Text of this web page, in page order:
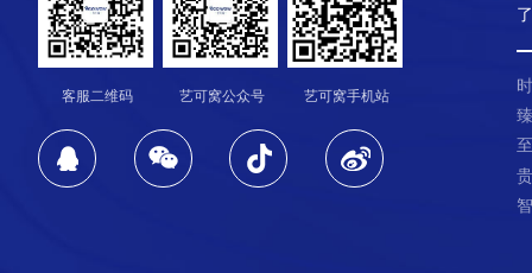
客服二维码 艺可窝公众号 艺可窝手机站